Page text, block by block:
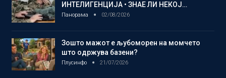
ИНТЕЛИГЕНЦИЈА • ЗНАЕ ЛИ НЕКОЈ…
Панорама 02/08/2026
Зошто мажот е љубоморен на момчето
што одржува базени?
Плусинфо 21/07/2026